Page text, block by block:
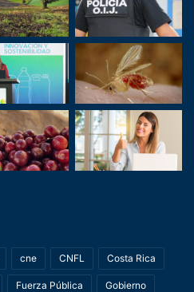
cne CNFL Costa Rica
Fuerza Pública Gobierno